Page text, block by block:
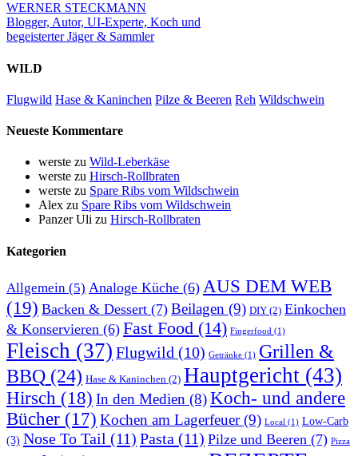
WERNER STECKMANN
Blogger, Autor, UI-Experte, Koch und
begeisterter Jäger & Sammler
WILD
Flugwild Hase & Kaninchen Pilze & Beeren Reh Wildschwein
Neueste Kommentare
werste zu Wild-Leberkäse
werste zu Hirsch-Rollbraten
werste zu Spare Ribs vom Wildschwein
Alex zu Spare Ribs vom Wildschwein
Panzer Uli zu Hirsch-Rollbraten
Kategorien
Allgemein (5) Analoge Küche (6) AUS DEM WEB
(19) Backen & Dessert (7) Beilagen (9) DIY (2) Einkochen
& Konservieren (6) Fast Food (14) Fingerfood (1)
Fleisch (37) Flugwild (10) Getränke (1) Grillen &
BBQ (24) Hase & Kaninchen (2) Hauptgericht (43)
Hirsch (18) In den Medien (8)Koch- und andere
Bücher (17) Kochen am Lagerfeuer(9) Local (1) Low-Carb
(3) Nose To Tail (11) Pasta (11) Pilze und Beeren (7) Pizza